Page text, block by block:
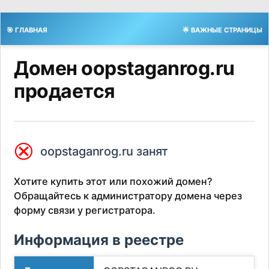
🎯 ГЛАВНАЯ 🌟 ВАЖНЫЕ СТРАНИЦЫ
Домен oopstaganrog.ru
продается
⮿ oopstaganrog.ru занят
Хотите купить этот или похожий домен?
Обращайтесь к администратору домена через
форму связи у регистратора.
Информация в реестре